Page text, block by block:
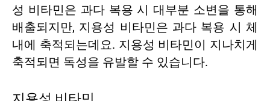
성 비타민은 과다 복용 시 대부분 소변을 통해
배출되지만, 지용성 비타민은 과다 복용 시 체
내에 축적되는데요. 지용성 비타민이 지나치게
축적되면 독성을 유발할 수 있습니다.
지용성 비타민